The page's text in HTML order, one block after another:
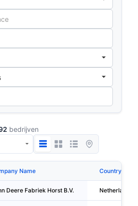
bedrijven
Name Country
Deere Fabriek Horst B.V. Netherlands